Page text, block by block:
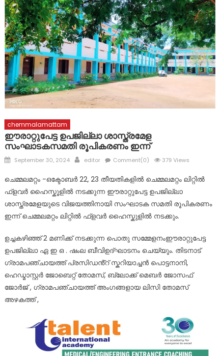
പ്രളയത്തിൽ നാശനഷ്ടങ്ങൾ നേരിട്ട വ്യാപാരികൾക്ക്
സാമ്പത്തിക സഹായ പാക്കേജ് സർക്കാർ തയ്യാറാക്കണം:
സി.പി. അബ്ദുലത്തീഫ്
കോട്ടയം ജില്ലയിലെ വിദ്യാഭ്യാസ സ്ഥാപനങ്ങൾക്ക് നാളെ
അവധി
chemmalamattam
ഈരാറ്റുപേട്ട ഉപജില്ലാ ശാസ്ത്രമേള
സംഘാടകസമതി രൂപികരണം ഇന്ന്
Posted
September 30, 2024 Author
editor Comment(0) 379 Views
ചെമ്മലമറ്റം -ഒക്ടോബർ 22, 23 തീയതികളിൽ ചെമ്മലമറ്റം ലിറ്റിൽ
ഫ്ളവർ ഹൈസ്കൂളിൽ നടക്കുന്ന ഈരാറ്റുപേട്ട ഉപജില്ലാ
ശാസ്ത്രമേളയുടെ വിജയത്തിനായി സംഘാടക സമതി രൂപികരണം
ഇന്ന് ചെമ്മലമറ്റം ലിറ്റിൽ ഫ്ളവർ ഹൈസ്കുളിൽ നടക്കും.
ഉച്ചകഴിഞ്ഞ് 2 മണിക്ക് നടക്കുന്ന പൊതു സമ്മേളനംഈരാറ്റുപേട്ട
ഉപജില്ലാ ഏ ഇ ഒ . ഷംല ബീവിഉദ്ഘാടനം ചെയ്യും. തിടനാട്
ഗ്രാമപഞ്ചായത്ത് പ്രസിഡൻ്റ് സ്കറിയാച്ചൻ പൊട്ടനാനി,
ഹെഡ്മാസ്റ്റർ ജോബെറ്റ് തോമസ്, ബ്ലോക്ക് മെബർ ജോസഫ്
ജോർജ് , ഗ്രാമപഞ്ചായത്ത് അംഗങ്ങളായ ലിസി തോമസ്
അഴകത്ത് ,